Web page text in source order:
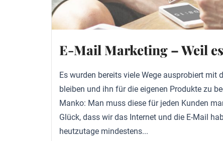
E-Mail Marketing – Weil
Es wurden bereits viele Wege ausprobiert mit
bleiben und ihn für die eigenen Produkte zu
Manko: Man muss diese für jeden Kunden
Glück, dass wir das Internet und die E-Mail
heutzutage mindestens...